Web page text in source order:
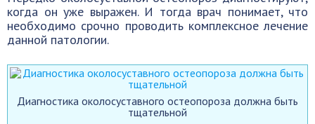
когда он уже выражен. И тогда врач понимает, что
необходимо срочно проводить комплексное лечение
данной патологии.
Диагностика околосуставного остеопороза должна быть
тщательной